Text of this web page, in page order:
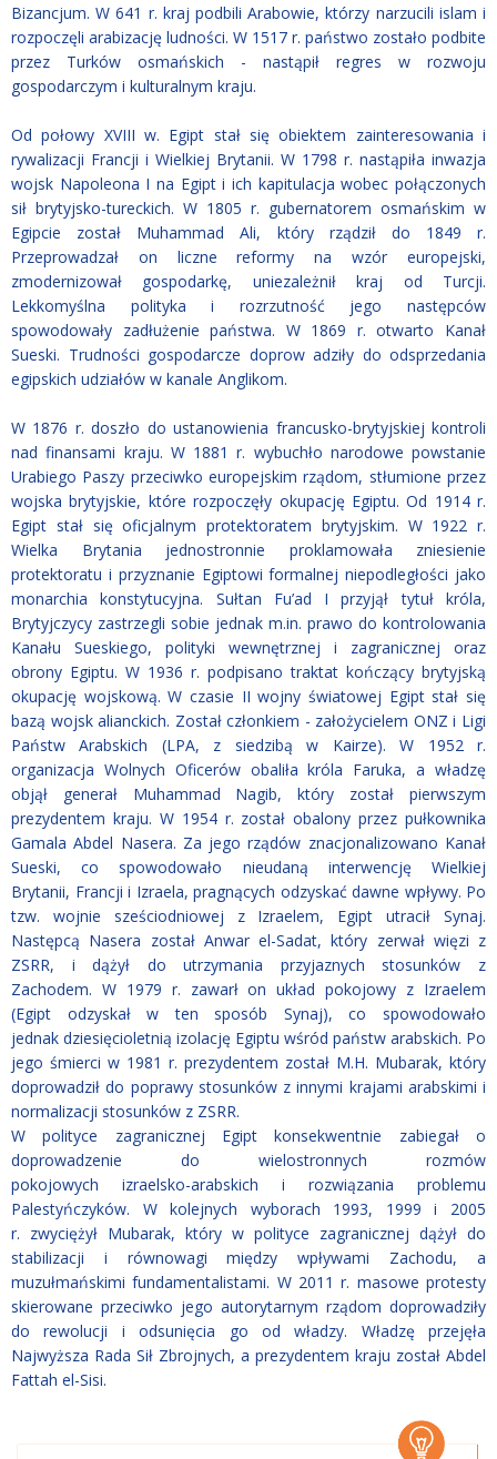
Bizancjum. W 641 r. kraj podbili Arabowie, którzy narzucili islam i
rozpoczęli arabizację ludności. W 1517 r. państwo zostało podbite
przez Turków osmańskich - nastąpił regres w rozwoju
gospodarczym i kulturalnym kraju.
Od połowy XVIII w. Egipt stał się obiektem zainteresowania i
rywalizacji Francji i Wielkiej Brytanii. W 1798 r. nastąpiła inwazja
wojsk Napoleona I na Egipt i ich kapitulacja wobec połączonych
sił brytyjsko-tureckich. W 1805 r. gubernatorem osmańskim w
Egipcie został Muhammad Ali, który rządził do 1849 r.
Przeprowadzał on liczne reformy na wzór europejski,
zmodernizował gospodarkę, uniezależnił kraj od Turcji.
Lekkomyślna polityka i rozrzutność jego następców
spowodowały zadłużenie państwa. W 1869 r. otwarto Kanał
Sueski. Trudności gospodarcze doprow adziły do odsprzedania
egipskich udziałów w kanale Anglikom.
W 1876 r. doszło do ustanowienia francusko-brytyjskiej kontroli
nad finansami kraju. W 1881 r. wybuchło narodowe powstanie
Urabiego Paszy przeciwko europejskim rządom, stłumione przez
wojska brytyjskie, które rozpoczęły okupację Egiptu. Od 1914 r.
Egipt stał się oficjalnym protektoratem brytyjskim. W 1922 r.
Wielka Brytania jednostronnie proklamowała zniesienie
protektoratu i przyznanie Egiptowi formalnej niepodległości jako
monarchia konstytucyjna. Sułtan Fu’ad I przyjął tytuł króla,
Brytyjczycy zastrzegli sobie jednak m.in. prawo do kontrolowania
Kanału Sueskiego, polityki wewnętrznej i zagranicznej oraz
obrony Egiptu. W 1936 r. podpisano traktat kończący brytyjską
okupację wojskową. W czasie II wojny światowej Egipt stał się
bazą wojsk alianckich. Został członkiem - założycielem ONZ i Ligi
Państw Arabskich (LPA, z siedzibą w Kairze). W 1952 r.
organizacja Wolnych Oficerów obaliła króla Faruka, a władzę
objął generał Muhammad Nagib, który został pierwszym
prezydentem kraju. W 1954 r. został obalony przez pułkownika
Gamala Abdel Nasera. Za jego rządów znacjonalizowano Kanał
Sueski, co spowodowało nieudaną interwencję Wielkiej
Brytanii, Francji i Izraela, pragnących odzyskać dawne wpływy. Po
tzw. wojnie sześciodniowej z Izraelem, Egipt utracił Synaj.
Następcą Nasera został Anwar el-Sadat, który zerwał więzi z
ZSRR, i dążył do utrzymania przyjaznych stosunków z
Zachodem. W 1979 r. zawarł on układ pokojowy z Izraelem
(Egipt odzyskał w ten sposób Synaj), co spowodowało
jednak dziesięcioletnią izolację Egiptu wśród państw arabskich. Po
jego śmierci w 1981 r. prezydentem został M.H. Mubarak, który
doprowadził do poprawy stosunków z innymi krajami arabskimi i
normalizacji stosunków z ZSRR.
W polityce zagranicznej Egipt konsekwentnie zabiegał o
doprowadzenie do wielostronnych rozmów
pokojowych izraelsko-arabskich i rozwiązania problemu
Palestyńczyków. W kolejnych wyborach 1993, 1999 i 2005
r. zwyciężył Mubarak, który w polityce zagranicznej dążył do
stabilizacji i równowagi między wpływami Zachodu, a
muzułmańskimi fundamentalistami. W 2011 r. masowe protesty
skierowane przeciwko jego autorytarnym rządom doprowadziły
do rewolucji i odsunięcia go od władzy. Władzę przejęła
Najwyższa Rada Sił Zbrojnych, a prezydentem kraju został Abdel
Fattah el-Sisi.